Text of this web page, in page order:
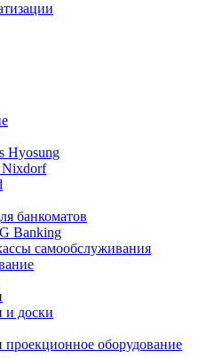
Hyosung
Nixdorf
банкоматов
Banking
самообслуживания
и доски
проекционное оборудование